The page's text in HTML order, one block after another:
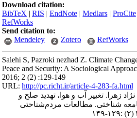
Download citation:
BibTeX |RIS |EndNote |Medlars |
RefWorks
Send citation to:
Mendeley
Zotero RefWorks
Salehi S, Pazroki nezhad Z. Climate
Peace and Security: A Sociological
2016; 2 (2) :129-149
URL:http://pc.richt.ir/article-4-283-fa.html
زهرا. تغییر آب و هوا، تهدید صلح و
شناختی. مطالعات مردم‌شناحتی